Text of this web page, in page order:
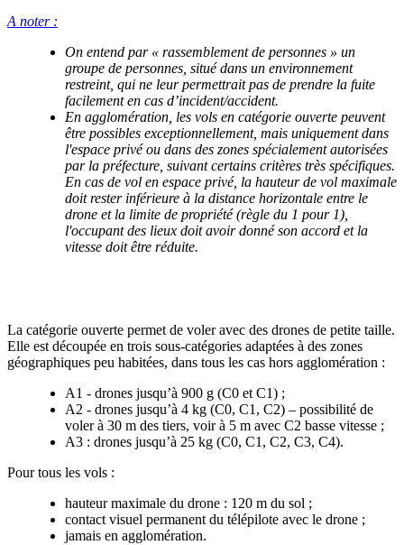
A noter :
On entend par « rassemblement de personnes » un
groupe de personnes, situé dans un environnement
restreint, qui ne leur permettrait pas de prendre la fuite
facilement en cas d’incident/accident.
En agglomération, les vols en catégorie ouverte peuvent
être possibles exceptionnellement, mais uniquement dans
l'espace privé ou dans des zones spécialement autorisées
par la préfecture, suivant certains critères très spécifiques.
En cas de vol en espace privé, la hauteur de vol maximale
doit rester inférieure à la distance horizontale entre le
drone et la limite de propriété (règle du 1 pour 1),
l'occupant des lieux doit avoir donné son accord et la
vitesse doit être réduite.
La catégorie ouverte permet de voler avec des drones de petite taille.
Elle est découpée en trois sous-catégories adaptées à des zones
géographiques peu habitées, dans tous les cas hors agglomération :
A1 - drones jusqu’à 900 g (C0 et C1) ;
A2 - drones jusqu’à 4 kg (C0, C1, C2) – possibilité de
voler à 30 m des tiers, voir à 5 m avec C2 basse vitesse ;
A3 : drones jusqu’à 25 kg (C0, C1, C2, C3, C4).
Pour tous les vols :
hauteur maximale du drone : 120 m du sol ;
contact visuel permanent du télépilote avec le drone ;
jamais en agglomération.